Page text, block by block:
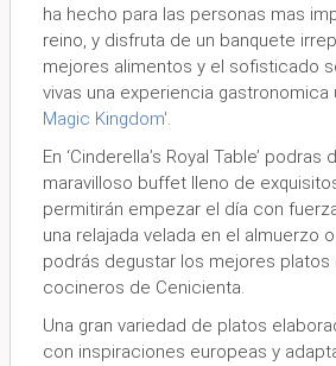
ha hecho para las personas mas
reino, y disfruta de un banquete
mejores alimentos y el sofisticado
vivas una experiencia gastronomica
Magic Kingdom'.
En ‘Cinderella’s Royal Table’ podras
maravilloso buffet lleno de
permitirán empezar el día con
una relajada velada en el almuerzo
podrás degustar los mejores
cocineros de Cenicienta.
Una gran variedad de platos
con inspiraciones europeas y